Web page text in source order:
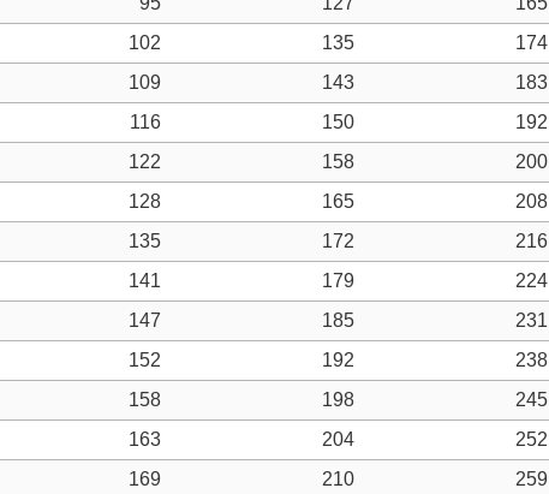
102 135 174
109 143 183
116 150 192
122 158 200
128 165 208
135 172 216
141 179 224
147 185 231
152 192 238
158 198 245
163 204 252
169 210 259